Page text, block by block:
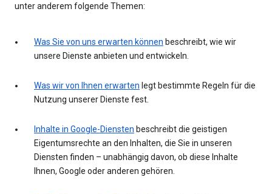
unter anderem folgende Themen:
Was Sie von uns erwarten können beschreibt, wie wir
unsere Dienste anbieten und entwickeln.
Was wir von Ihnen erwarten legt bestimmte Regeln für die
Nutzung unserer Dienste fest.
Inhalte in Google-Diensten beschreibt die geistigen
Eigentumsrechte an den Inhalten, die Sie in unseren
Diensten finden – unabhängig davon, ob diese Inhalte
Ihnen, Google oder anderen gehören.